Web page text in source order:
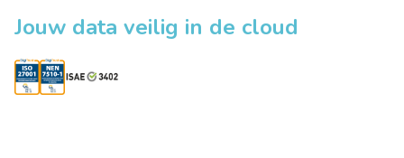
Jouw data veilig in de cloud